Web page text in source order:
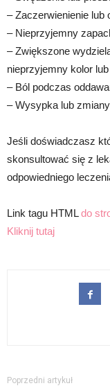
– Zaczerwienienie lub
– Nieprzyjemny
– Zwiększone
nieprzyjemny kolor
– Ból podczas
– Wysypka lub
Jeśli doświadczasz
skonsultować się z
odpowiedniego
Link tagu HTMLdo
Kliknij tutaj
Poprzedni artykuł